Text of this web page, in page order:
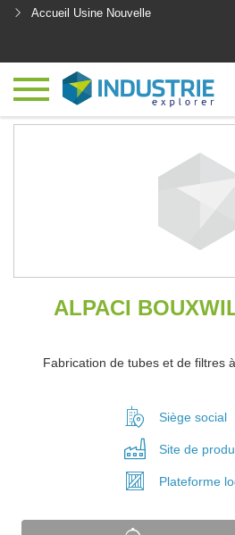
Accueil Usine Nouvelle
ALPACI
Fabrication de tubes et de filtres
Siège social
Site de
Plateforme